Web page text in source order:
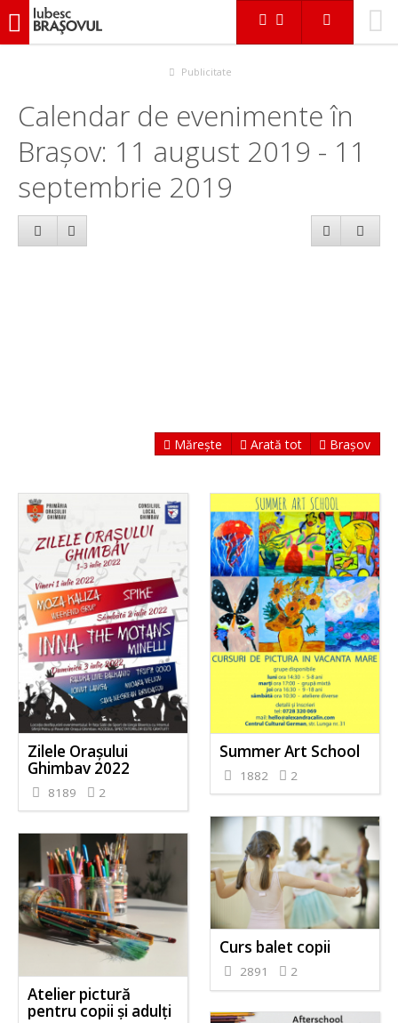
iubescbraşovul.ro
Publicitate
Calendar de evenimente în
Brașov: 11 august 2019 - 11
septembrie 2019
Mărește Arată tot Brașov
Zilele Orașului
Ghimbav 2022
8189 2
Summer Art School
1882 2
Curs balet copii
2891 2
Atelier pictură
pentru copii și adulți